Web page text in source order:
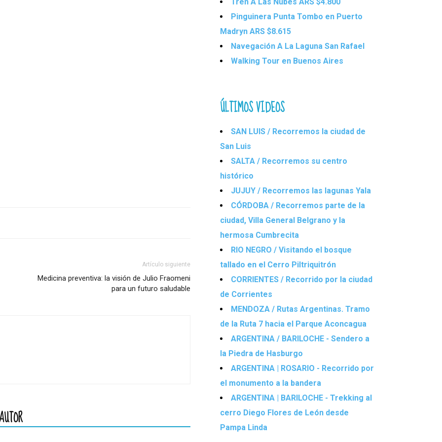
Artículo siguiente
Medicina preventiva: la visión de Julio Fraomeni
para un futuro saludable
Pinguinera Punta Tombo en Puerto
Madryn ARS $8.615
Navegación A La Laguna San Rafael
Walking Tour en Buenos Aires
ÚLTIMOS VIDEOS
SAN LUIS / Recorremos la ciudad de
San Luis
SALTA / Recorremos su centro
histórico
JUJUY / Recorremos las lagunas Yala
CÓRDOBA / Recorremos parte de la
ciudad, Villa General Belgrano y la
hermosa Cumbrecita
RIO NEGRO / Visitando el bosque
tallado en el Cerro Piltriquitrón
CORRIENTES / Recorrido por la ciudad
de Corrientes
MENDOZA / Rutas Argentinas. Tramo
de la Ruta 7 hacia el Parque Aconcagua
ARGENTINA / BARILOCHE - Sendero a
la Piedra de Hasburgo
ARGENTINA | ROSARIO - Recorrido por
el monumento a la bandera
ARGENTINA | BARILOCHE - Trekking al
cerro Diego Flores de León desde
Pampa Linda